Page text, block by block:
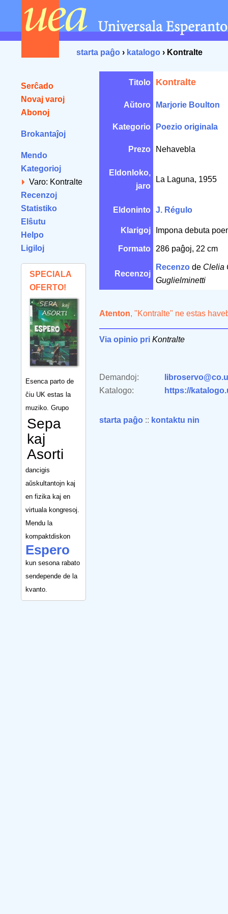
starta paĝo › katalogo › Kontralte
Serĉado
Novaj varoj
Abonoj
Brokantaĵoj
Mendo
Kategorioj
Varo: Kontralte
Recenzoj
Statistiko
Elŝutu
Helpo
Ligiloj
SPECIALA
OFERTO!
Esenca parto de
ĉiu UK estas la
muziko. Grupo
Sepa
kaj
Asorti
dancigis
aŭskultantojn kaj
en fizika kaj en
virtuala kongresoj.
Mendu la
kompaktdiskon
Espero
kun sesona rabato
sendepende de la
kvanto.
Titolo Kontralte
Aŭtoro Marjorie Boulton
Kategorio Poezio originala
Prezo Nehavebla
Eldonloko,
jaro
La Laguna, 1955
Eldoninto J. Régulo
Klarigoj Impona debuta
Formato 286 paĝoj, 22 cm
Recenzoj
Recenzo de Clelia
Guglielminetti
Atenton, "Kontralte" ne estas
Via opinio pri Kontralte
Demandoj:
Katalogo:
https://
starta paĝo :: kontaktu nin